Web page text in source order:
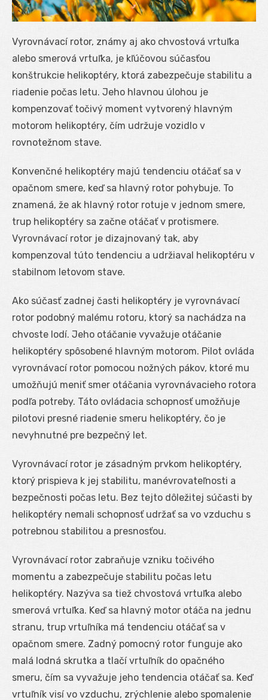
Vyrovnávací rotor, známy aj ako chvostová vrtuľka
alebo smerová vrtuľka, je kľúčovou súčasťou
konštrukcie helikoptéry, ktorá zabezpečuje stabilitu a
riadenie počas letu. Jeho hlavnou úlohou je
kompenzovať točivý moment vytvorený hlavným
motorom helikoptéry, čím udržuje vozidlo v
rovnotežnom stave.
Konvenčné helikoptéry majú tendenciu otáčať sa v
opačnom smere, keď sa hlavný rotor pohybuje. To
znamená, že ak hlavný rotor rotuje v jednom smere,
trup helikoptéry sa začne otáčať v protismere.
Vyrovnávací rotor je dizajnovaný tak, aby
kompenzoval túto tendenciu a udržiaval helikoptéru v
stabilnom letovom stave.
Ako súčasť zadnej časti helikoptéry je vyrovnávací
rotor podobný malému rotoru, ktorý sa nachádza na
chvoste lodí. Jeho otáčanie vyvažuje otáčanie
helikoptéry spôsobené hlavným motorom. Pilot ovláda
vyrovnávací rotor pomocou nožných pákov, ktoré mu
umožňujú meniť smer otáčania vyrovnávacieho rotora
podľa potreby. Táto ovládacia schopnosť umožňuje
pilotovi presné riadenie smeru helikoptéry, čo je
nevyhnutné pre bezpečný let.
Vyrovnávací rotor je zásadným prvkom helikoptéry,
ktorý prispieva k jej stabilitu, manévrovateľnosti a
bezpečnosti počas letu. Bez tejto dôležitej súčasti by
helikoptéry nemali schopnosť udržať sa vo vzduchu s
potrebnou stabilitou a presnosťou.
Vyrovnávací rotor zabraňuje vzniku točivého
momentu a zabezpečuje stabilitu počas letu
helikoptéry. Nazýva sa tiež chvostová vrtuľka alebo
smerová vrtuľka. Keď sa hlavný motor otáča na jednu
stranu, trup vrtuľníka má tendenciu otáčať sa v
opačnom smere. Zadný pomocný rotor funguje ako
malá lodná skrutka a tlačí vrtuľník do opačného
smeru, čím sa vyvažuje jeho tendencia otáčať sa. Keď
vrtuľník visí vo vzduchu, zrýchlenie alebo spomalenie